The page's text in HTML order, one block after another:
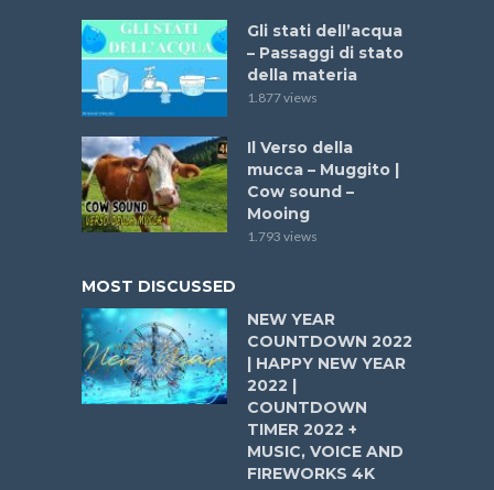
Gli stati dell’acqua
– Passaggi di stato
della materia
1.877 views
Il Verso della
mucca – Muggito |
Cow sound –
Mooing
1.793 views
MOST DISCUSSED
NEW YEAR
COUNTDOWN 2022
| HAPPY NEW YEAR
2022 |
COUNTDOWN
TIMER 2022 +
MUSIC, VOICE AND
FIREWORKS 4K